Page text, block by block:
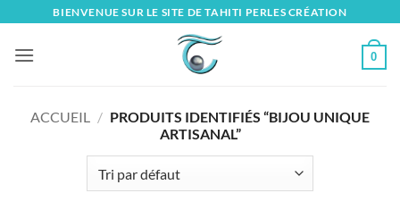
content
BIENVENUE SUR LE SITE DE TAHITI PERLES CRÉATION
0
ACCUEIL / PRODUITS IDENTIFIÉS “BIJOU UNIQUE
ARTISANAL”